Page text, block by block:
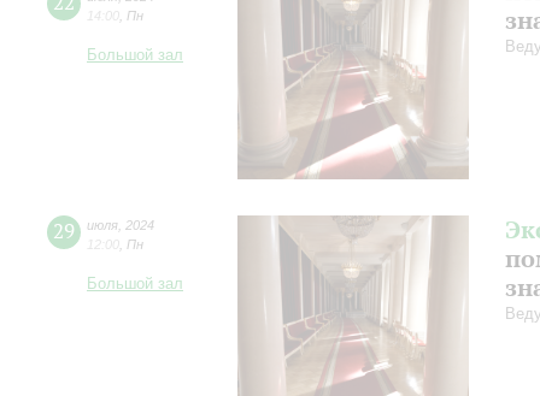
14:00 Пн
Большой зал
29 июля 2024
12:00 Пн
Большой зал